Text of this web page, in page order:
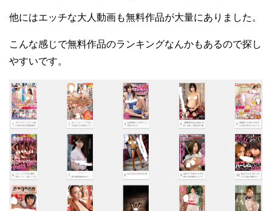
他にはエッチな大人動画も無料作品が大量にありました。
こんな感じで無料作品のランキングなんかもあるので探し
やすいです。